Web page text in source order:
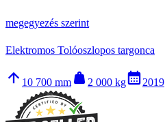
megegyezés szerint
Elektromos Tolóoszlopos targonca
arrow_upward 10 700 mm weight 2 000 kgcalendar_month2019